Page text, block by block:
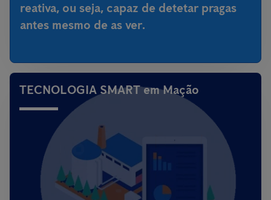
reativa, ou seja, capaz de detetar pragas
antes mesmo de as ver.
TECNOLOGIA SMART em Mação